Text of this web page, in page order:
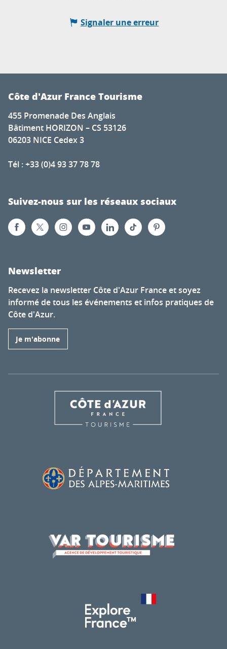
Signaler une erreur
Côte d'Azur France Tourisme
455 Promenade Des Anglais
Bâtiment HORIZON – CS 53126
06203 NICE Cedex 3
Tél : +33 (0)4 93 37 78 78
Suivez-nous sur les réseaux sociaux
Newsletter
Recevez la newsletter Côte d'Azur France et soyez
informé de tous les événements et infos pratiques de
Côte d'Azur.
Je m'abonne